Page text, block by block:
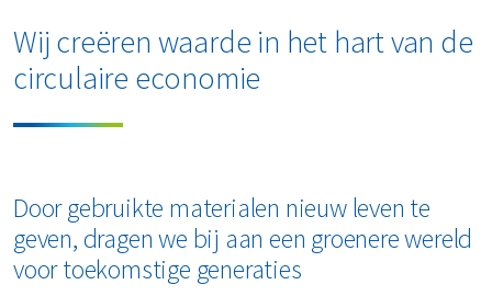
Wij creëren waarde in het hart van de
circulaire economie
Door gebruikte materialen nieuw leven te
geven, dragen we bij aan een groenere wereld
voor toekomstige generaties